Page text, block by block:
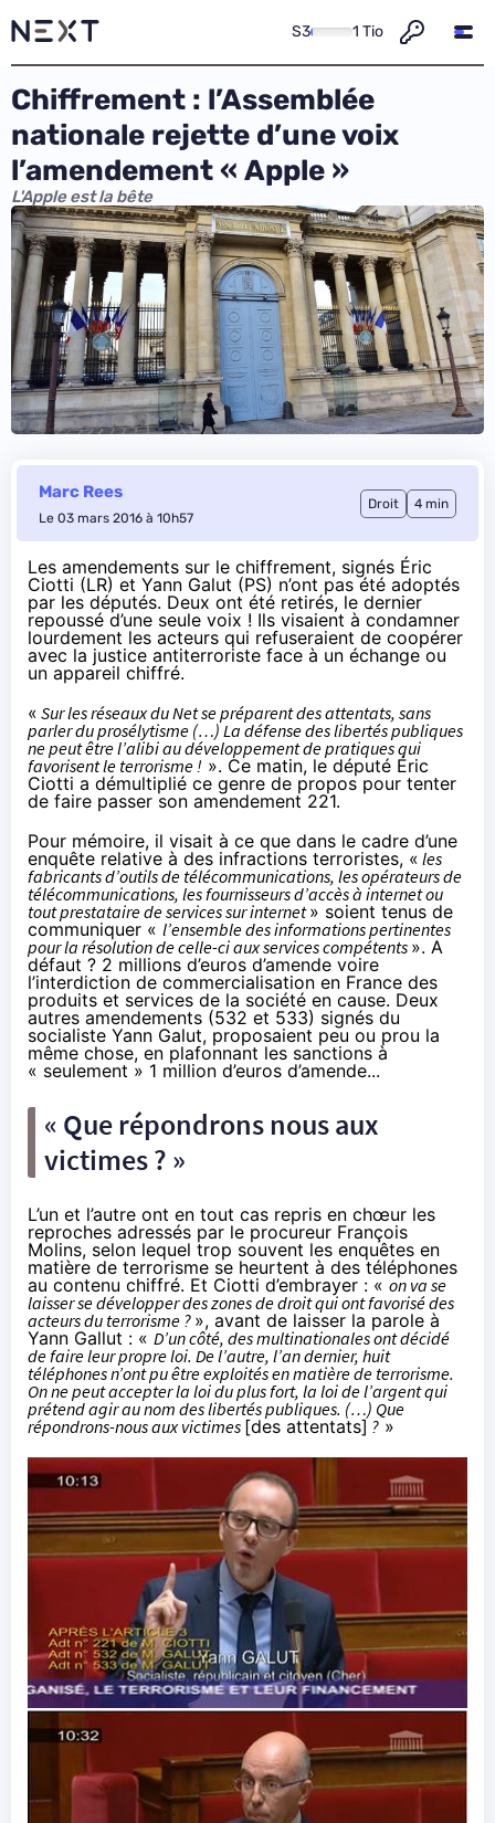
S3 1 Tio
Chiffrement : l’Assemblée
nationale rejette d’une voix
l’amendement « Apple »
L'Apple est la bête
Marc Rees
Le 03 mars 2016 à 10h57
Droit 4 min
Les amendements sur le chiffrement, signés Éric
Ciotti (LR) et Yann Galut (PS) n’ont pas été adoptés
par les députés. Deux ont été retirés, le dernier
repoussé d’une seule voix ! Ils visaient à condamner
lourdement les acteurs qui refuseraient de coopérer
avec la justice antiterroriste face à un échange ou
un appareil chiffré.
« Sur les réseaux du Net se préparent des attentats, sans
parler du prosélytisme (…) La défense des libertés publiques
ne peut être l’alibi au développement de pratiques qui
favorisent le terrorisme ! ». Ce matin, le député Éric
Ciotti a démultiplié ce genre de propos pour tenter
de faire passer son amendement 221.
Pour mémoire, il visait à ce que dans le cadre d’une
enquête relative à des infractions terroristes, « les
fabricants d’outils de télécommunications, les opérateurs de
télécommunications, les fournisseurs d’accès à internet ou
tout prestataire de services sur internet» soient tenus de
communiquer « l’ensemble des informations pertinentes
pour la résolution de celle-ci aux services compétents ». A
défaut ? 2 millions d’euros d’amende voire
l’interdiction de commercialisation en France des
produits et services de la société en cause. Deux
autres amendements (532 et 533) signés du
socialiste Yann Galut, proposaient peu ou prou la
même chose, en plafonnant les sanctions à
« seulement » 1 million d’euros d’amende...
« Que répondrons nous aux
victimes ? »
L’un et l’autre ont en tout cas repris en chœur les
reproches adressés par le procureur François
Molins, selon lequel trop souvent les enquêtes en
matière de terrorisme se heurtent à des téléphones
au contenu chiffré. Et Ciotti d’embrayer : « on va se
laisser se développer des zones de droit qui ont favorisé des
acteurs du terrorisme ? », avant de laisser la parole à
Yann Gallut : « D’un côté, des multinationales ont décidé
de faire leur propre loi. De l’autre, l’an dernier, huit
téléphones n’ont pu être exploités en matière de terrorisme.
On ne peut accepter la loi du plus fort, la loi de l’argent qui
prétend agir au nom des libertés publiques. (…) Que
répondrons-nous aux victimes [des attentats] ? »